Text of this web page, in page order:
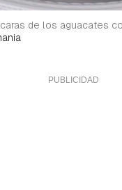
de los aguacates